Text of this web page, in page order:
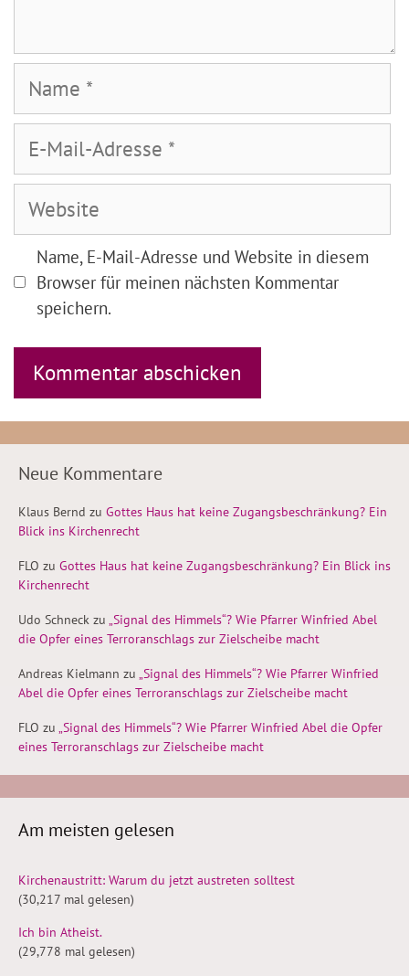
Mail-
Adresse
Name, E-Mail-Adresse und Website in diesem
Browser für meinen nächsten Kommentar
speichern.
Neue Kommentare
Klaus Bernd zu Gottes Haus hat keine Zugangsbeschränkung? Ein
Blick ins Kirchenrecht
FLO zu Gottes Haus hat keine Zugangsbeschränkung? Ein Blick ins
Kirchenrecht
Udo Schneck zu „Signal des Himmels“? Wie Pfarrer Winfried Abel
die Opfer eines Terroranschlags zur Zielscheibe macht
Andreas Kielmann zu „Signal des Himmels“? Wie Pfarrer Winfried
Abel die Opfer eines Terroranschlags zur Zielscheibe macht
FLO zu „Signal des Himmels“? Wie Pfarrer Winfried Abel die Opfer
eines Terroranschlags zur Zielscheibe macht
Am meisten gelesen
Kirchenaustritt: Warum du jetzt austreten solltest
(30,217 mal gelesen)
Ich bin Atheist.
(29,778 mal gelesen)